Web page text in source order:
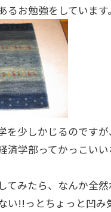
るお勉強をしています。
を少しかじるのですが
済学部ってかっこい
てみたら、なんか全
い!!っとちょっと凹み